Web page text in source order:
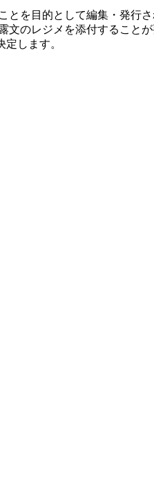
とを目的として編集・発行
文のレジメを添付すること
します。